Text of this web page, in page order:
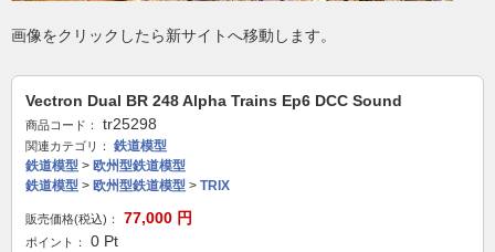
画像をクリックしたら新サイトへ移動します。
Vectron Dual BR 248 Alpha Trains Ep6 DCC Sound
商品コード： tr25298
関連カテゴリ：
鉄道模型
鉄道模型 > 欧州型鉄道模型
鉄道模型 > 欧州型鉄道模型 > TRIX
販売価格(税込)： 77,000 円
ポイント： 0 Pt